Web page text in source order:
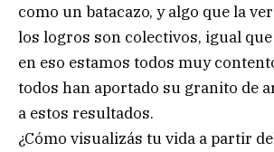
como un batacazo, y algo que la
los logros son colectivos, igual
en eso estamos todos muy
todos han aportado su granito de
a estos resultados.
¿Cómo visualizás tu vida a partir